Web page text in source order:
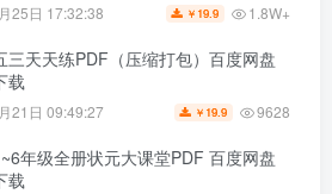
25日 17:32:38 ￥ 19.9 1.8W+
三天天练PDF（压缩打包）百度网盘
载
21日 09:49:27 ￥ 19.9 9628
年级全册状元大课堂PDF 百度网盘
载